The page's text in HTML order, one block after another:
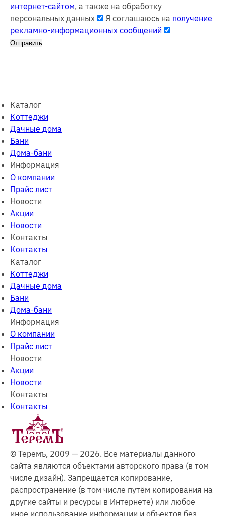
интернет-сайтом, а также на обработку
персональных данных
Я соглашаюсь на получение
рекламно-информационных сообщений
Отправить
Каталог
Коттеджи
Дачные дома
Бани
Дома-бани
Информация
О компании
Прайс лист
Новости
Акции
Новости
Контакты
Контакты
Каталог
Коттеджи
Дачные дома
Бани
Дома-бани
Информация
О компании
Прайс лист
Новости
Акции
Новости
Контакты
Контакты
© Теремъ, 2009 — 2026. Все материалы данного
сайта являются объектами авторского права (в том
числе дизайн). Запрещается копирование,
распространение (в том числе путём копирования на
другие сайты и ресурсы в Интернете) или любое
иное использование информации и объектов без